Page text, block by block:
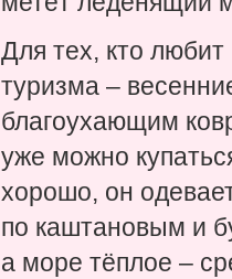
Для тех, кто
туризма –
благоухающим
уже можно
хорошо, он
по каштановым и
а море тёплое –